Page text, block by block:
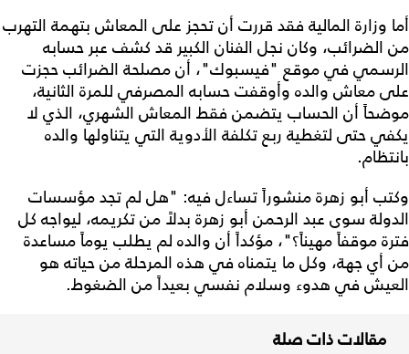
أما وزارة المالية فقد قررت أن تحجز على المعاش بتهمة التهرب
من الضرائب، وكان نجل الفنان الكبير قد كشف عبر حسابه
الرسمي في موقع "فيسبوك"، أن مصلحة الضرائب حجزت
على معاش والده وأوقفت حسابه المصرفي للمرة الثانية،
موضحاً أن الحساب يتضمن فقط المعاش الشهري، الذي لا
يكفي حتى لتغطية ربع تكلفة الأدوية التي يتناولها والده
بانتظام.
وكتب أبو زهرة منشوراً تساءل فيه: "هل لم تجد مؤسسات
الدولة سوى عبد الرحمن أبو زهرة بدلاً من تكريمه، ليواجه كل
فترة موقفاً مهيناً؟"، مؤكداً أن والده لم يطلب يوماً مساعدة
من أي جهة، وكل ما يتمناه في هذه المرحلة من حياته هو
العيش في هدوء وسلام نفسي بعيداً من الضغوط.
مقالات ذات صلة